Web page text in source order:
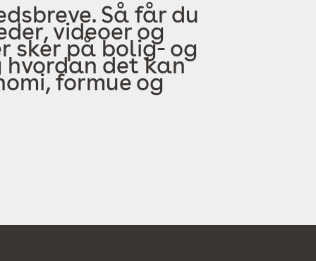
Så får du
videoer og
sker på bolig- og
hvordan det kan
formue og